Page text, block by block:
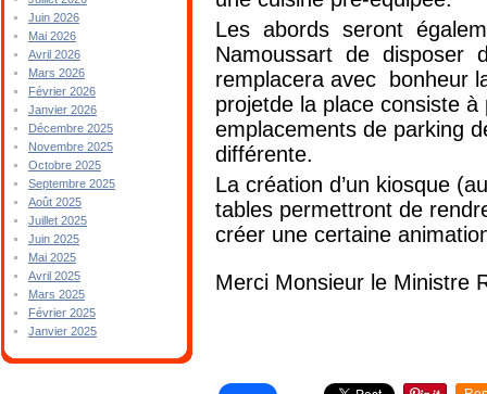
Juin 2026
Mai 2026
Avril 2026
Mars 2026
Février 2026
Janvier 2026
Décembre 2025
Novembre 2025
Octobre 2025
Septembre 2025
Août 2025
Juillet 2025
Juin 2025
Mai 2025
Avril 2025
Mars 2025
Février 2025
Janvier 2025
Les abords seront
Namoussart de disposer
remplacera avec bonheur
projetde la place consiste
emplacements de parking
différente.
La création d’un kiosque
tables permettront de
créer une certaine
Merci Monsieur le Ministre